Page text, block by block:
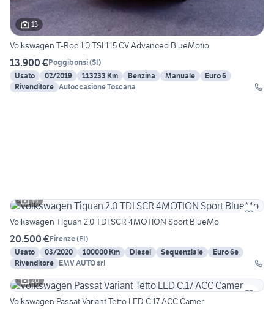
13
Volkswagen T-Roc 1.0 TSI 115 CV Advanced BlueMotio
13.900 €Poggibonsi(SI)
Usato
02/2019 113233 Km Benzina Manuale
Euro 6
Rivenditore Autoccasione Toscana
15
Volkswagen Tiguan 2.0 TDI SCR 4MOTION Sport BlueMo
20.500 €Firenze(FI)
Usato
03/2020 100000 Km Diesel Sequenziale
Euro 6e
Rivenditore EMV AUTO srl
20
Volkswagen Passat Variant Tetto LED C.17 ACC Camer